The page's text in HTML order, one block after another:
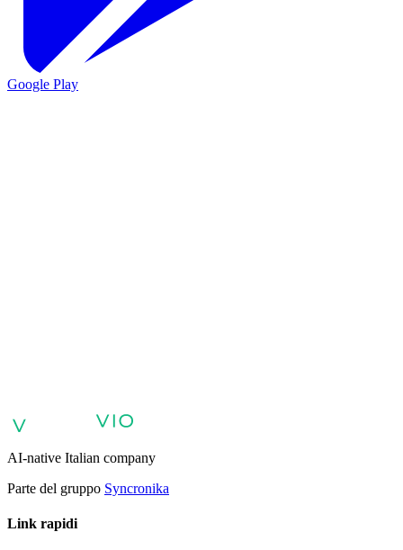
Google Play
Aziende
Agenti AI Aziendali
AI-native Italian company
Parte del gruppo Syncronika
Link rapidi